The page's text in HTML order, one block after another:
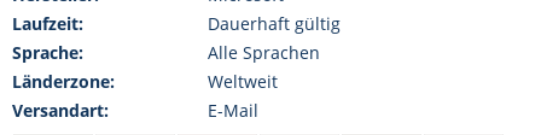
Laufzeit:
Dauerhaft gültig
Sprache:
Alle Sprachen
Länderzone:
Weltweit
Versandart:
E-Mail